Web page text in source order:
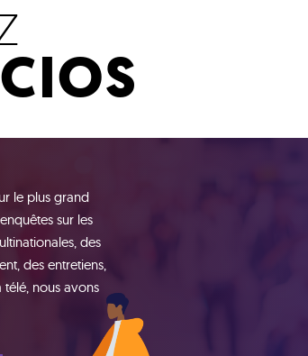
le plus grand
sur les
des
des entretiens,
nous avons